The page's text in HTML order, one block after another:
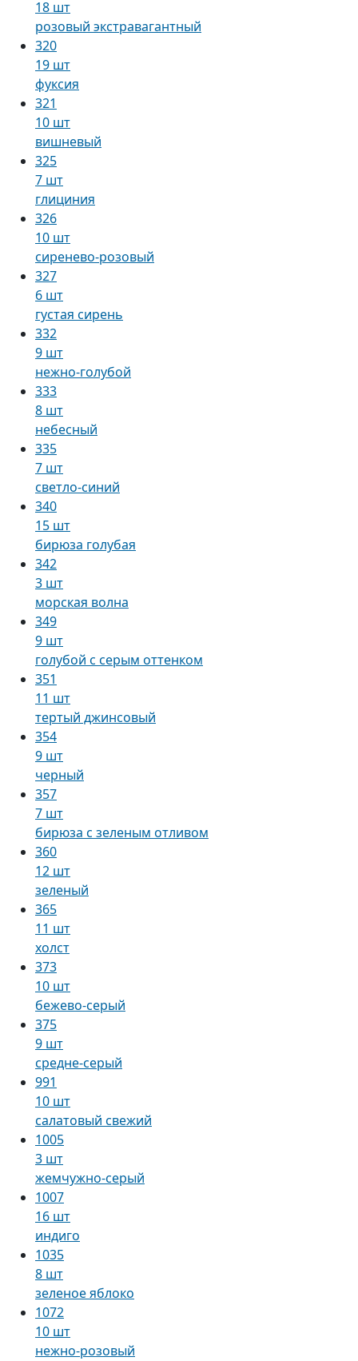
18 шт
розовый экстравагантный
320
19 шт
фуксия
321
10 шт
вишневый
325
7 шт
глициния
326
10 шт
сиренево-розовый
327
6 шт
густая сирень
332
9 шт
нежно-голубой
333
8 шт
небесный
335
7 шт
светло-синий
340
15 шт
бирюза голубая
342
3 шт
морская волна
349
9 шт
голубой с серым оттенком
351
11 шт
тертый джинсовый
354
9 шт
черный
357
7 шт
бирюза с зеленым отливом
360
12 шт
зеленый
365
11 шт
холст
373
10 шт
бежево-серый
375
9 шт
средне-серый
991
10 шт
салатовый свежий
1005
3 шт
жемчужно-серый
1007
16 шт
индиго
1035
8 шт
зеленое яблоко
1072
10 шт
нежно-розовый